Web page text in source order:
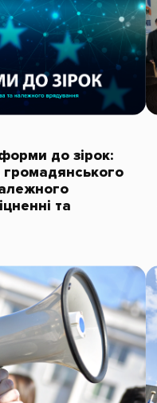
до зірок:
громадянського
та